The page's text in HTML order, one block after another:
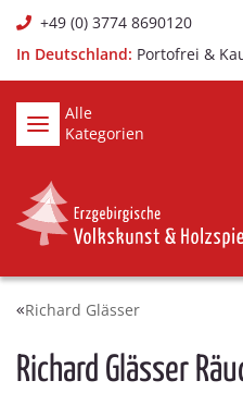
+49 (0) 3774 8690120
In Deutschland: Portofrei &
Alle
Kategorien
Richard Glässer
Richard Glässer